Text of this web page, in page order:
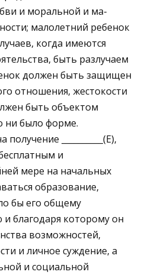
и моральной и ма­
малолетний ребенок
когда имеются
быть разлучаем
должен быть защищен
отношения, жестокости
быть объектом
ни было форме.
__________(Е),
и
мере на начальных
образование,
бы его общему
благо­даря которому он
возможностей,
и личное суждение, а
и социальной